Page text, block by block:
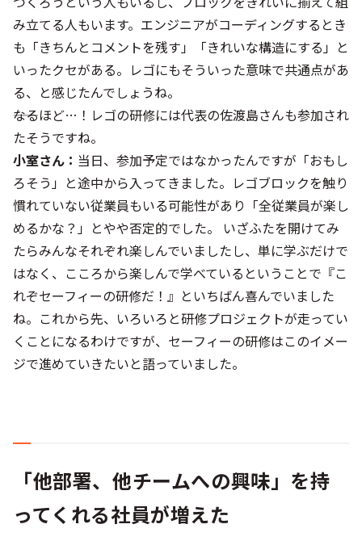
み立てる人もいます。エンジニアがコーディングするとき
も「きちんとコメントを残す」「きれいな構造にする」と
いったクセがある。レゴにもそういった意味で共通点があ
る、と感じたんでしょうね。
――なるほど…！レゴの研修には代表の佐渡島さんも参加され
たそうですね。
小室さん： 当日、参加予定ではなかったんですが「おもし
ろそう」と途中から入ってきました。レゴブロックを触り
慣れていない従業員もいる可能性があり「全従業員が楽し
めるかな？」とやや否定的でした。 いざふたを開けてみ
たらみんなそれぞれ楽しんでいましたし、単に学ぶだけで
はなく、こころから楽しんで学べているということで『こ
れぞセーフィーの研修だ！』といちばん喜んでいました
ね。これから先、いろいろと研修プロジェクトが走ってい
くことになるわけですが、セーフィーの研修はこのイメー
ジで進めていきたいと語っていました。
「他部署、他チームへの興味」を持
ってくれる社員が増えた